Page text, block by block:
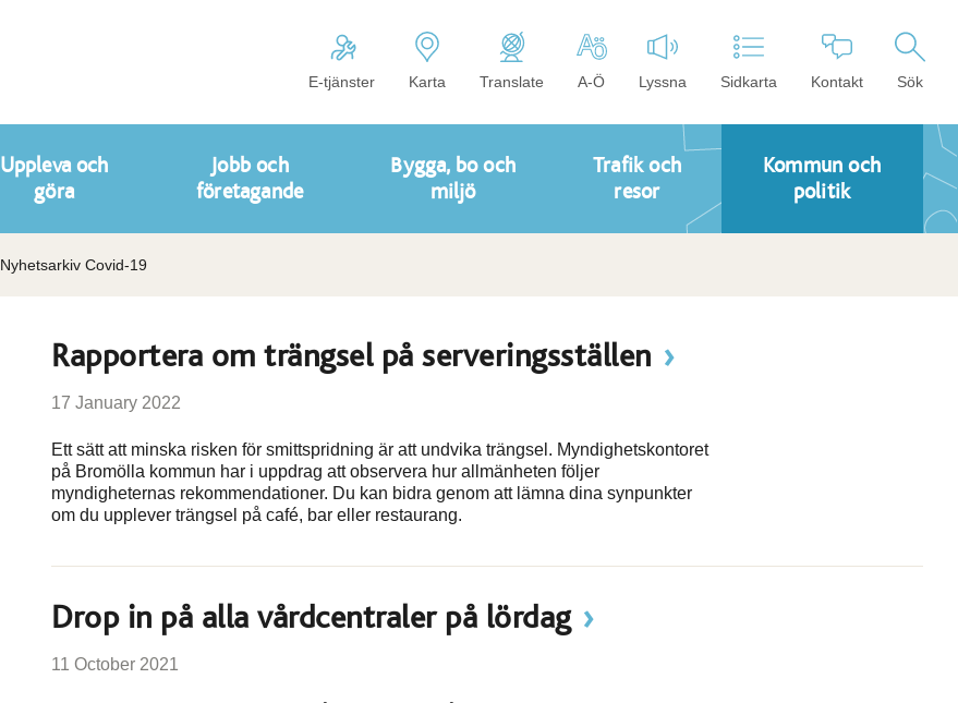
E-tjänster Karta Translate A-Ö Lyssna Sidkarta Kontakt Sök
Uppleva och
göra
Jobb och
företagande
Bygga, bo och
miljö
Trafik och
resor
Kommun och
politik
Nyhetsarkiv Covid-19
Rapportera om trängsel på serveringsställen
17 January 2022
Ett sätt att minska risken för smittspridning är att undvika trängsel. Myndighetskontoret
på Bromölla kommun har i uppdrag att observera hur allmänheten följer
myndigheternas rekommendationer. Du kan bidra genom att lämna dina synpunkter
om du upplever trängsel på café, bar eller restaurang.
Drop in på alla vårdcentraler på lördag
11 October 2021